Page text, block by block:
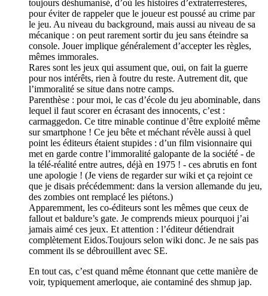
toujours déshumanisé, d’où les histoires d’extraterresteres,
pour éviter de rappeler que le joueur est poussé au crime par
le jeu. Au niveau du background, mais aussi au niveau de sa
mécanique : on peut rarement sortir du jeu sans éteindre sa
console. Jouer implique généralement d’accepter les règles,
mêmes immorales.
Rares sont les jeux qui assument que, oui, on fait la guerre
pour nos intérêts, rien à foutre du reste. Autrement dit, que
l’immoralité se situe dans notre camps.
Parenthèse : pour moi, le cas d’école du jeu abominable, dans
lequel il faut scorer en écrasant des innocents, c’est :
carmaggedon. Ce titre minable continue d’être exploité même
sur smartphone ! Ce jeu bête et méchant révèle aussi à quel
point les éditeurs étaient stupides : d’un film visionnaire qui
met en garde contre l’immoralité galopante de la société - de
la télé-réalité entre autres, déjà en 1975 ! - ces abrutis en font
une apologie ! (Je viens de regarder sur wiki et ça rejoint ce
que je disais précédemment: dans la version allemande du jeu,
des zombies ont remplacé les piétons.)
Apparemment, les co-éditeurs sont les mêmes que ceux de
fallout et baldure’s gate. Je comprends mieux pourquoi j’ai
jamais aimé ces jeux. Et attention : l’éditeur détiendrait
complètement Eidos.Toujours selon wiki donc. Je ne sais pas
comment ils se débrouillent avec SE.
En tout cas, c’est quand même étonnant que cette manière de
voir, typiquement amerloque, aie contaminé des shmup jap.